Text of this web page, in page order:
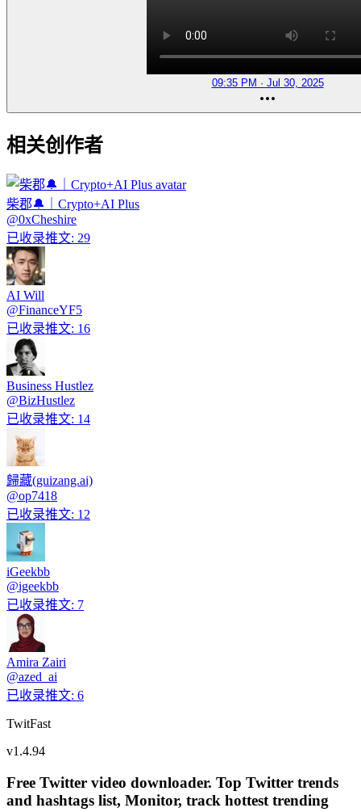
09:35 PM · Jul 30, 2025
相关创作者
柴郡🔔｜Crypto+AI Plus
@0xCheshire
已收录推文: 29
AI Will
@FinanceYF5
已收录推文: 16
Business Hustlez
@BizHustlez
已收录推文: 14
歸藏(guizang.ai)
@op7418
已收录推文: 12
iGeekbb
@igeekbb
已收录推文: 7
Amira Zairi
@azed_ai
已收录推文: 6
TwitFast
v1.4.94
Free Twitter video downloader. Top Twitter trends
and hashtags list, Monitor, track hottest trending